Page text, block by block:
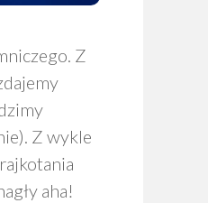
Z
Z wykle
aha!